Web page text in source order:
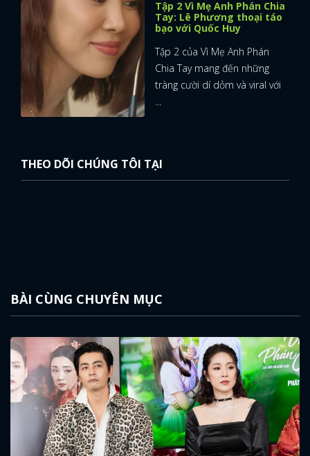
FACEBOOK GOOGLE
Tập 2 Vì Mẹ Anh Phán Chia
Tay: Lê Phương thoại táo
bạo với Quốc Huy
Tập 2 của Vì Mẹ Anh Phán
Chia Tay mang đến những
tràng cười dí dỏm và viral với
...
THEO DÕI CHÚNG TÔI TẠI
BÀI CÙNG CHUYÊN MỤC